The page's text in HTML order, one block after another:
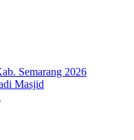
Semarang 2026
Masjid